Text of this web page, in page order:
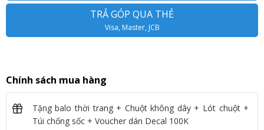
TRẢ GÓP QUA THẺ
Visa, Master, JCB
Chính sách mua hàng
Tặng balo thời trang + Chuột không dây + Lót chuột +
Túi chống sốc + Voucher dán Decal 100K